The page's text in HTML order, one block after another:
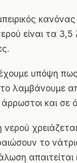
είναι τα 3,5
έχουμε υπόψη
λαμβάνουμε
άρρωστοι και σε
το